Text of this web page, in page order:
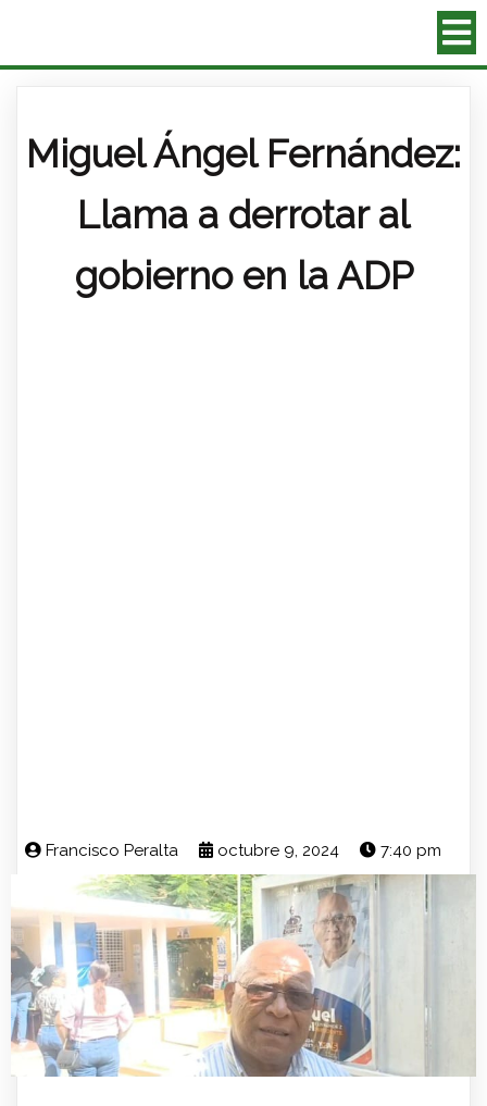
Miguel Ángel Fernández:
Llama a derrotar al
gobierno en la ADP
Francisco Peralta octubre 9, 2024 7:40 pm